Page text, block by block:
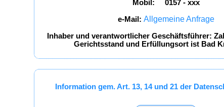
Mobil: 0157 - xxx
e-Mail: Allgemeine Anfrage
Inhaber und verantwortlicher Geschäftsführer:
Gerichtsstand und Erfüllungsort ist Bad
Information gem. Art. 13, 14 und 21 der